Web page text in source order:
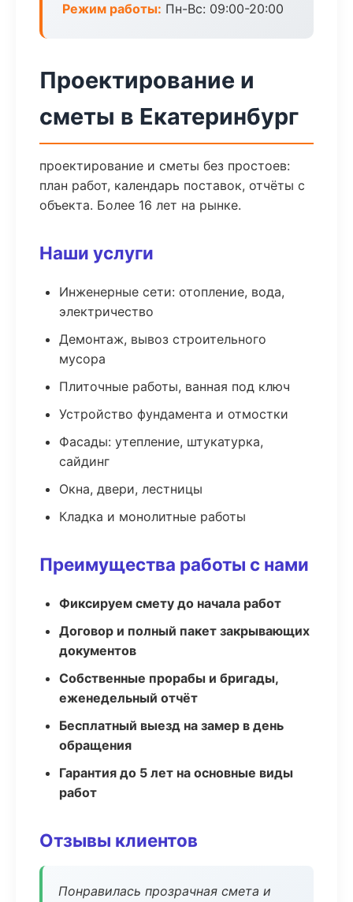
Режим работы: Пн-Вс: 09:00-20:00
Проектирование и
сметы в Екатеринбург
проектирование и сметы без простоев:
план работ, календарь поставок, отчёты с
объекта. Более 16 лет на рынке.
Наши услуги
Инженерные сети: отопление, вода,
электричество
Демонтаж, вывоз строительного
мусора
Плиточные работы, ванная под ключ
Устройство фундамента и отмостки
Фасады: утепление, штукатурка,
сайдинг
Окна, двери, лестницы
Кладка и монолитные работы
Преимущества работы с нами
Фиксируем смету до начала работ
Договор и полный пакет закрывающих
документов
Собственные прорабы и бригады,
еженедельный отчёт
Бесплатный выезд на замер в день
обращения
Гарантия до 5 лет на основные виды
работ
Отзывы клиентов
Понравилась прозрачная смета и